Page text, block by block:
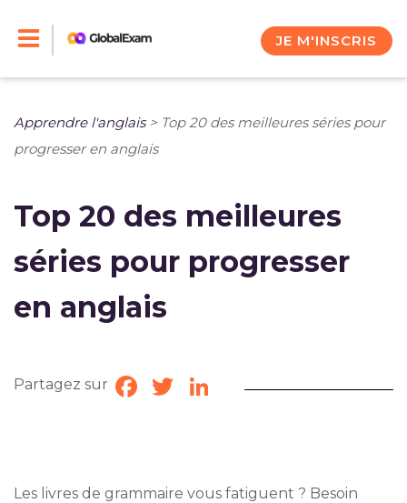
JE M'INSCRIS
Apprendre l'anglais> Top 20 des meilleures séries pour
progresser en anglais
Top 20 des meilleures
séries pour progresser
en anglais
Partagez sur Facebook
TwitterLinkedIn
Les livres de grammaire vous fatiguent ? Besoin